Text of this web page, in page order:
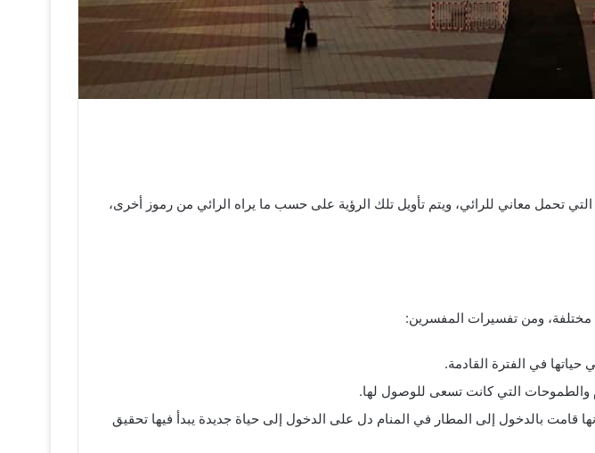
تحمل معاني للرائي، ويتم تأويل تلك الرؤية على حسب ما يراه الرائي من رموز أخرى،
مختلفة، ومن تفسيرات المفسرين:
حياتها في الفترة القادمة.
والطموحات التي كانت تسعى للوصول لها.
قامت بالدخول إلى المطار في المنام دل على الدخول إلى حياة جديدة يبدأ فيها تحقيق